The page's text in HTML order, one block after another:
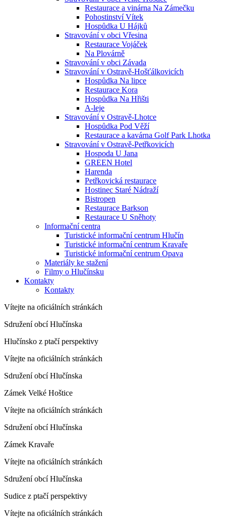
Restaurace a vinárna Na Zámečku
Pohostinství Vítek
Hospůdka U Hájků
Stravování v obci Vřesina
Restaurace Vojáček
Na Plovárně
Stravování v obci Závada
Stravování v Ostravě-Hošťálkovicích
Hospůdka Na lipce
Restaurace Kora
Hospůdka Na Hřišti
A-leje
Stravování v Ostravě-Lhotce
Hospůdka Pod Věží
Restaurace a kavárna Golf Park Lhotka
Stravování v Ostravě-Petřkovicích
Hospoda U Jana
GREEN Hotel
Harenda
Petřkovická restaurace
Hostinec Staré Nádraží
Bistropen
Restaurace Barkson
Restaurace U Sněhoty
Informační centra
Turistické informační centrum Hlučín
Turistické informační centrum Kravaře
Turistické informační centrum Opava
Materiály ke stažení
Filmy o Hlučínsku
Kontakty
Kontakty
Vítejte na oficiálních stránkách
Sdružení obcí Hlučínska
Hlučínsko z ptačí perspektivy
Vítejte na oficiálních stránkách
Sdružení obcí Hlučínska
Zámek Velké Hoštice
Vítejte na oficiálních stránkách
Sdružení obcí Hlučínska
Zámek Kravaře
Vítejte na oficiálních stránkách
Sdružení obcí Hlučínska
Sudice z ptačí perspektivy
Vítejte na oficiálních stránkách